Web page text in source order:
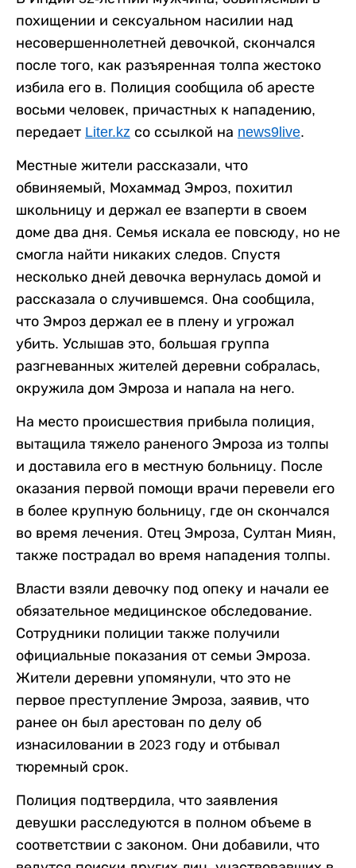
похищении и сексуальном насилии над
несовершеннолетней девочкой, скончался
после того, как разъяренная толпа жестоко
избила его в. Полиция сообщила об аресте
восьми человек, причастных к нападению,
передает Liter.kz со ссылкой на news9live.
Местные жители рассказали, что
обвиняемый, Мохаммад Эмроз, похитил
школьницу и держал ее взаперти в своем
доме два дня. Семья искала ее повсюду, но не
смогла найти никаких следов. Спустя
несколько дней девочка вернулась домой и
рассказала о случившемся. Она сообщила,
что Эмроз держал ее в плену и угрожал
убить. Услышав это, большая группа
разгневанных жителей деревни собралась,
окружила дом Эмроза и напала на него.
На место происшествия прибыла полиция,
вытащила тяжело раненого Эмроза из толпы
и доставила его в местную больницу. После
оказания первой помощи врачи перевели его
в более крупную больницу, где он скончался
во время лечения. Отец Эмроза, Султан Миян,
также пострадал во время нападения толпы.
Власти взяли девочку под опеку и начали ее
обязательное медицинское обследование.
Сотрудники полиции также получили
официальные показания от семьи Эмроза.
Жители деревни упомянули, что это не
первое преступление Эмроза, заявив, что
ранее он был арестован по делу об
изнасиловании в 2023 году и отбывал
тюремный срок.
Полиция подтвердила, что заявления
девушки расследуются в полном объеме в
соответствии с законом. Они добавили, что